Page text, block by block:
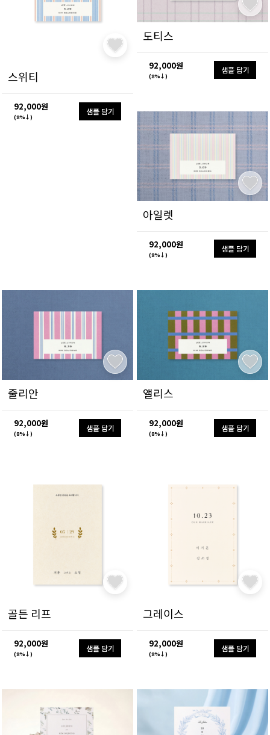
스위티
92,000원
(8%↓)
샘플 담기
도티스
92,000원
(8%↓)
샘플 담기
아일렛
92,000원
(8%↓)
샘플 담기
줄리안
92,000원
(8%↓)
샘플 담기
앨리스
92,000원
(8%↓)
샘플 담기
골든 리프
92,000원
(8%↓)
샘플 담기
그레이스
92,000원
(8%↓)
샘플 담기